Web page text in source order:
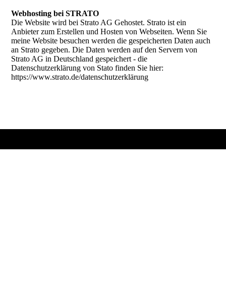
Webhosting bei STRATO
Die Website wird bei Strato AG Gehostet. Strato ist ein
Anbieter zum Erstellen und Hosten von Webseiten. Wenn Sie
meine Website besuchen werden die gespeicherten Daten auch
an Strato gegeben. Die Daten werden auf den Servern von
Strato AG in Deutschland gespeichert - die
Datenschutzerklärung von Stato finden Sie hier:
https://www.strato.de/datenschutzerklärung